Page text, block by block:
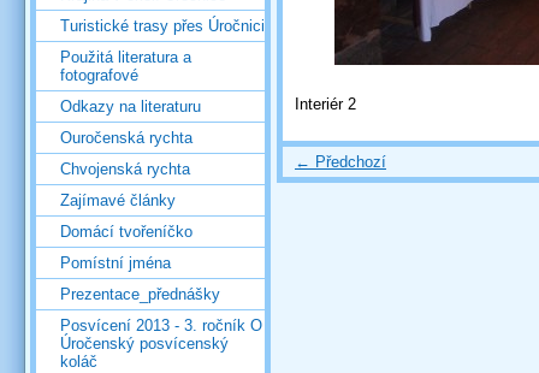
Interiér 2
← Předchozí
Turistické trasy přes Úročnici
Použitá literatura a
fotografové
Odkazy na literaturu
Ouročenská rychta
Chvojenská rychta
Zajímavé články
Domácí tvořeníčko
Pomístní jména
Prezentace_přednášky
Posvícení 2013 - 3. ročník O
Úročenský posvícenský
koláč